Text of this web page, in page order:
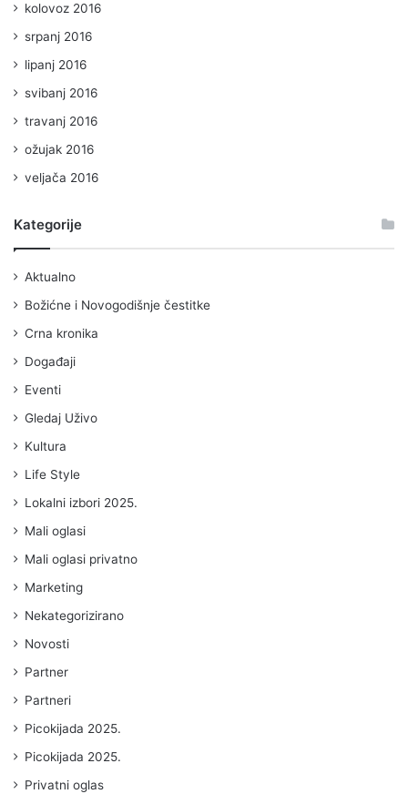
kolovoz 2016
srpanj 2016
lipanj 2016
svibanj 2016
travanj 2016
ožujak 2016
veljača 2016
Kategorije
Aktualno
Božićne i Novogodišnje čestitke
Crna kronika
Događaji
Eventi
Gledaj Uživo
Kultura
Life Style
Lokalni izbori 2025.
Mali oglasi
Mali oglasi privatno
Marketing
Nekategorizirano
Novosti
Partner
Partneri
Picokijada 2025.
Picokijada 2025.
Privatni oglas